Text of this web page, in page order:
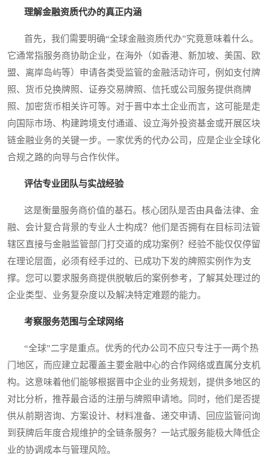
理解金融资质代办的真正内涵
首先，我们需要明确“全球金融资质代办”究竟意味着什么。
它通常指服务商协助企业，在海外（如香港、新加坡、美国、欧
盟、离岸岛屿等）申请各类受监管的金融活动许可，例如支付牌
照、货币兑换牌照、证券交易牌照、信托或公司服务提供商牌
照、加密货币相关许可等。对于晋中本土企业而言，这可能是走
向国际市场、构建跨境支付通道、设立海外投资基金或开展区块
链金融业务的关键一步。一家优秀的代办公司，应是企业全球化
合规之路的向导与合作伙伴。
评估专业团队与实战经验
这是衡量服务商价值的基石。核心团队是否由具备法律、金
融、会计复合背景的专业人士构成？他们是否拥有在目标司法管
辖区直接与金融监管部门打交道的成功案例？经验不能仅仅停留
在理论层面，必须有经手过的、已成功下发的牌照实例作为支
撑。您可以要求服务商提供脱敏后的案例参考，了解其处理过的
企业类型、业务复杂度以及解决特定难题的能力。
考察服务范围与全球网络
“全球”二字是重点。优秀的代办公司不应只专注于一两个热
门地区，而应建立起覆盖主要金融中心的合作网络或直属分支机
构。这意味着他们能够根据晋中企业的业务规划，提供多地区的
对比分析，推荐最合适的注册与牌照申请地。同时，他们是否提
供从前期咨询、方案设计、材料准备、递交申请、回应监管问询
到获牌后年度合规维护的全链条服务？一站式服务能极大降低企
业的协调成本与管理风险。